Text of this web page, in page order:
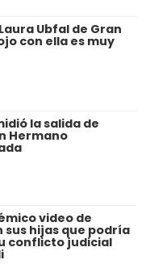
Ubfal de Gran
con ella es muy
la salida de
Hermano
video de
sus hijas que podría
conflicto judicial